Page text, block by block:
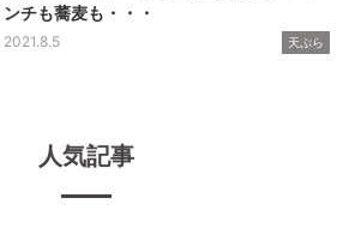
ンチも蕎麦も・・・
2021.8.5 天ぷら
人気記事